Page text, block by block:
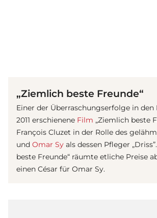
„Ziemlich beste Freunde“
Einer der Überraschungserfolge in den
2011 erschienene Film „Ziemlich beste
François Cluzet in der Rolle des
und Omar Sy als dessen Pfleger
beste Freunde“ räumte etliche Preise
einen César für Omar Sy.